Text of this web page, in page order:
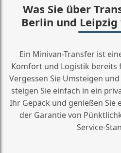
Was Sie über
Berlin und
Ein Minivan-Transfer ist
Komfort und Logistik bereits
Vergessen Sie Umsteigen
steigen Sie einfach in ein
Ihr Gepäck und genießen Sie
der Garantie von
Service-